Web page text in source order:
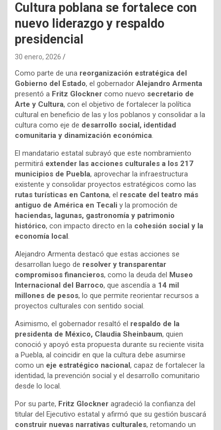
Cultura poblana se fortalece con
nuevo liderazgo y respaldo
presidencial
30 enero, 2026
Como parte de una reorganización estratégica del
Gobierno del Estado, el gobernador Alejandro Armenta
presentó a Fritz Glockner como nuevo secretario de
Arte y Cultura, con el objetivo de fortalecer la política
cultural en beneficio de las y los poblanos y consolidar a la
cultura como eje de desarrollo social, identidad
comunitaria y dinamización económica.
El mandatario estatal subrayó que este nombramiento
permitirá extender las acciones culturales a los 217
municipios de Puebla, aprovechar la infraestructura
existente y consolidar proyectos estratégicos como las
rutas turísticas en Cantona, el rescate del teatro más
antiguo de América en Tecali y la promoción de
haciendas, lagunas, gastronomía y patrimonio
histórico, con impacto directo en la cohesión social y la
economía local.
Alejandro Armenta destacó que estas acciones se
desarrollan luego de resolver y transparentar
compromisos financieros, como la deuda del Museo
Internacional del Barroco, que ascendía a 14 mil
millones de pesos, lo que permite reorientar recursos a
proyectos culturales con sentido social.
Asimismo, el gobernador resaltó el respaldo de la
presidenta de México, Claudia Sheinbaum, quien
conoció y apoyó esta propuesta durante su reciente visita
a Puebla, al coincidir en que la cultura debe asumirse
como un eje estratégico nacional, capaz de fortalecer la
identidad, la prevención social y el desarrollo comunitario
desde lo local.
Por su parte, Fritz Glockner agradeció la confianza del
titular del Ejecutivo estatal y afirmó que su gestión buscará
construir nuevas narrativas culturales, retomando un